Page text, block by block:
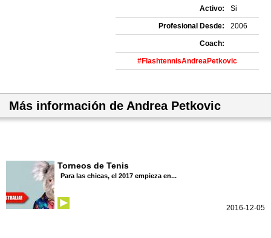
Activo: Si
Profesional Desde: 2006
Coach:
#FlashtennisAndreaPetkovic
Más información de Andrea Petkovic
Torneos de Tenis
Para las chicas, el 2017 empieza en...
2016-12-05